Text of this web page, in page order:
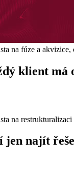
na fúze a
klient má
na
jen najít